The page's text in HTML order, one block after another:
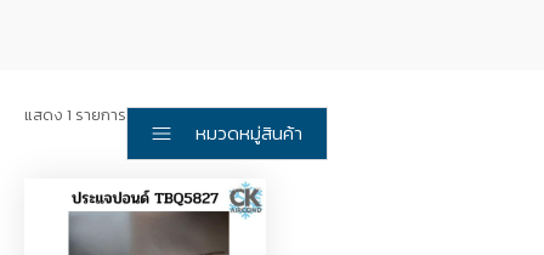
แสดง 1 รายการ
หมวดหมู่สินค้า